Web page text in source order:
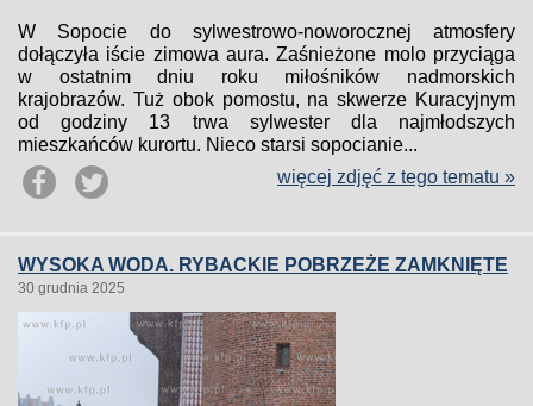
W Sopocie do sylwestrowo-noworocznej atmosfery
dołączyła iście zimowa aura. Zaśnieżone molo przyciąga
w ostatnim dniu roku miłośników nadmorskich
krajobrazów. Tuż obok pomostu, na skwerze Kuracyjnym
od godziny 13 trwa sylwester dla najmłodszych
mieszkańców kurortu. Nieco starsi sopocianie...
więcej zdjęć z tego tematu »
WYSOKA WODA. RYBACKIE POBRZEŻE ZAMKNIĘTE
30 grudnia 2025